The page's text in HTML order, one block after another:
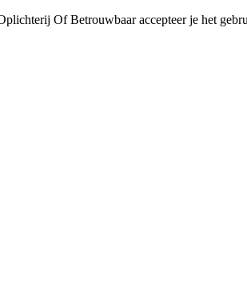
Of Betrouwbaar accepteer je het